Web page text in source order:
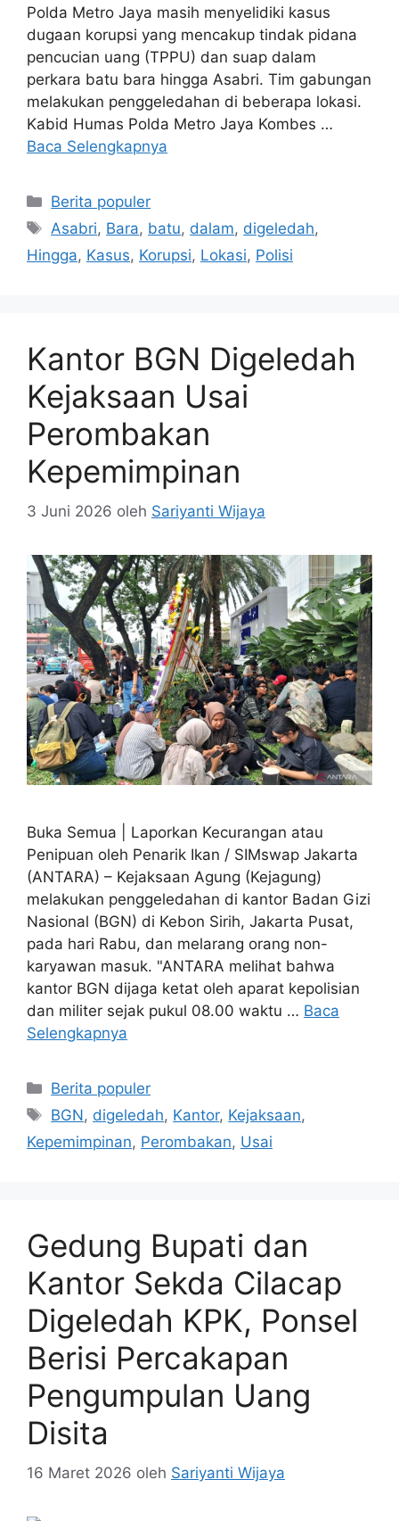
Polda Metro Jaya masih menyelidiki kasus
dugaan korupsi yang mencakup tindak pidana
pencucian uang (TPPU) dan suap dalam
perkara batu bara hingga Asabri. Tim gabungan
melakukan penggeledahan di beberapa lokasi.
Kabid Humas Polda Metro Jaya Kombes …
Baca Selengkapnya
Kategori
Berita populer
Tag
Asabri, Bara, batu, dalam, digeledah,
Hingga, Kasus, Korupsi, Lokasi, Polisi
Kantor BGN Digeledah
Kejaksaan Usai
Perombakan
Kepemimpinan
3 Juni 2026 oleh Sariyanti Wijaya
Buka Semua | Laporkan Kecurangan atau
Penipuan oleh Penarik Ikan / SIMswap Jakarta
(ANTARA) – Kejaksaan Agung (Kejagung)
melakukan penggeledahan di kantor Badan Gizi
Nasional (BGN) di Kebon Sirih, Jakarta Pusat,
pada hari Rabu, dan melarang orang non-
karyawan masuk. "ANTARA melihat bahwa
kantor BGN dijaga ketat oleh aparat kepolisian
dan militer sejak pukul 08.00 waktu … Baca
Selengkapnya
Kategori
Berita populer
Tag
BGN, digeledah, Kantor, Kejaksaan,
Kepemimpinan, Perombakan, Usai
Gedung Bupati dan
Kantor Sekda Cilacap
Digeledah KPK, Ponsel
Berisi Percakapan
Pengumpulan Uang
Disita
16 Maret 2026 oleh Sariyanti Wijaya